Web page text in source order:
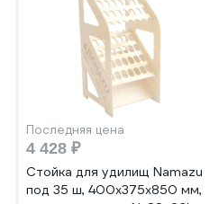
Последняя цена
4 428 ₽
Стойка для удилищ Namazu
под 35 ш, 400x375x850 мм,